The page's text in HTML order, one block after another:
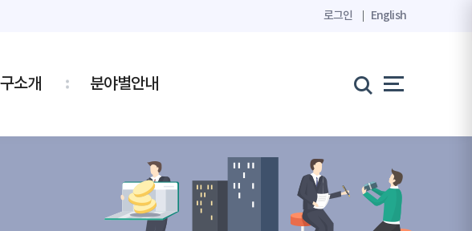
로그인 English
소개 분야별안내